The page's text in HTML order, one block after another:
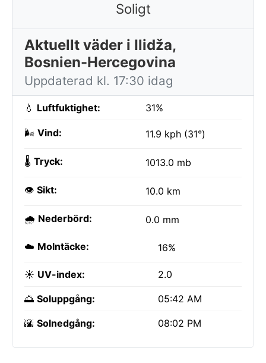
Soligt
Aktuellt väder i Ilidža,
Bosnien-Hercegovina
Uppdaterad kl. 17:30 idag
💧 Luftfuktighet: 31%
🌬️ Vind: 11.9 kph (31°)
🌡️ Tryck: 1013.0 mb
👁️ Sikt: 10.0 km
🌧️ Nederbörd: 0.0 mm
☁️ Molntäcke: 16%
☀️ UV-index: 2.0
🌅 Soluppgång: 05:42 AM
🌇 Solnedgång: 08:02 PM